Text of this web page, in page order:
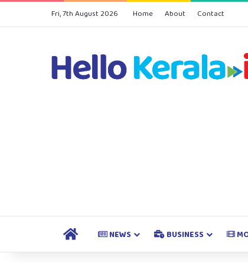
Fri, 7th August 2026 Home About Contact
HOME NEWS BUSINESS